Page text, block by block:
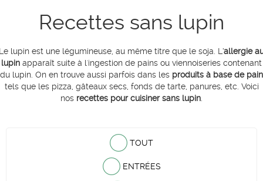
Recettes sans lupin
lupin est une légumineuse, au même titre que le soja. L 'allergie
lupin apparaît suite à l'ingestion de pains ou viennoiseries contenant
du lupin. On en trouve aussi parfois dans les produits à base de pain
tels que les pizza, gâteaux secs, fonds de tarte, panures, etc. Voici
nos recettes pour cuisiner sans lupin
TOUT
ENTRÉES